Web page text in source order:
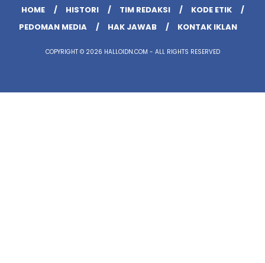
HOME HISTORI TIM REDAKSI
KODE ETIK
PEDOMAN MEDIA
HAK JAWAB KONTAK IKLAN
COPYRIGHT © 2026 HALLOIDN.COM - ALL RIGHTS RESERVED